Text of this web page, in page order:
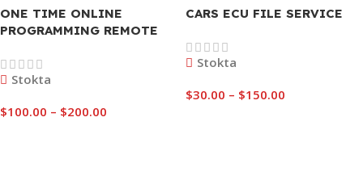
ONE TIME ONLINE
PROGRAMMING REMOTE
Stokta
$100.00 – $200.00
CARS ECU FILE SERVICE
Stokta
$30.00 – $150.00